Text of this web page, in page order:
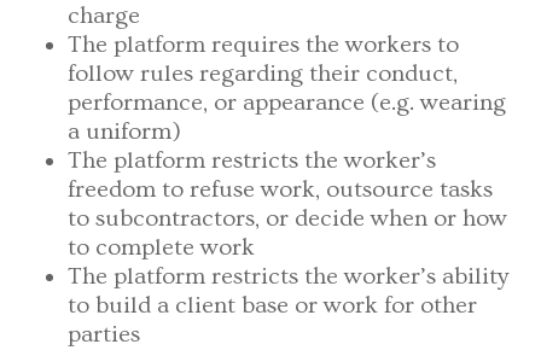
charge
The platform requires the workers to
follow rules regarding their conduct,
performance, or appearance (e.g. wearing
a uniform)
The platform restricts the worker’s
freedom to refuse work, outsource tasks
to subcontractors, or decide when or how
to complete work
The platform restricts the worker’s ability
to build a client base or work for other
parties